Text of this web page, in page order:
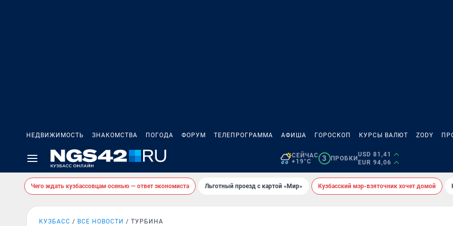
НЕДВИЖИМОСТЬ ЗНАКОМСТВА ПОГОДА ФОРУМ ТЕЛЕПРОГРАММА АФИША ГОРОСКОП КУРСЫ ВАЛЮТ ZODY
СЕЙЧАС
+19°C
3 ПРОБКИ
USD 81,41
EUR 94,06
Чего ждать кузбассовцам осенью — ответ экономиста Льготный проезд с картой «Мир» Кузбасский мэр-взяточник хочет домой
КУЗБАСС ВСЕ НОВОСТИ ТУРБИНА